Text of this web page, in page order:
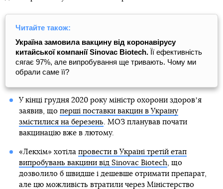
Читайте також:
Україна замовила вакцину від коронавірусу
китайської компанії Sinovac Biotech. Її ефективність
сягає 97%, але випробування ще тривають. Чому ми
обрали саме її?
У кінці грудня 2020 року міністр охорони здоровʼя
заявив, що перші поставки вакцин в Україну
змістилися на березень. МОЗ планував почати
вакцинацію вже в лютому.
«Лекхім» хотіла провести в Україні третій етап
випробувань вакцини від Sinovac Biotech, що
дозволило б швидше і дешевше отримати препарат,
але цю можливість втратили через Міністерство